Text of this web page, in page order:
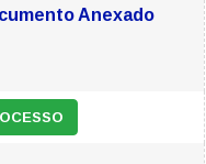
Anexado